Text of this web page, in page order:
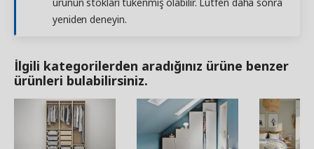
yeniden deneyin.
İlgili kategorilerden aradığınız ürüne benzer
ürünleri bulabilirsiniz.